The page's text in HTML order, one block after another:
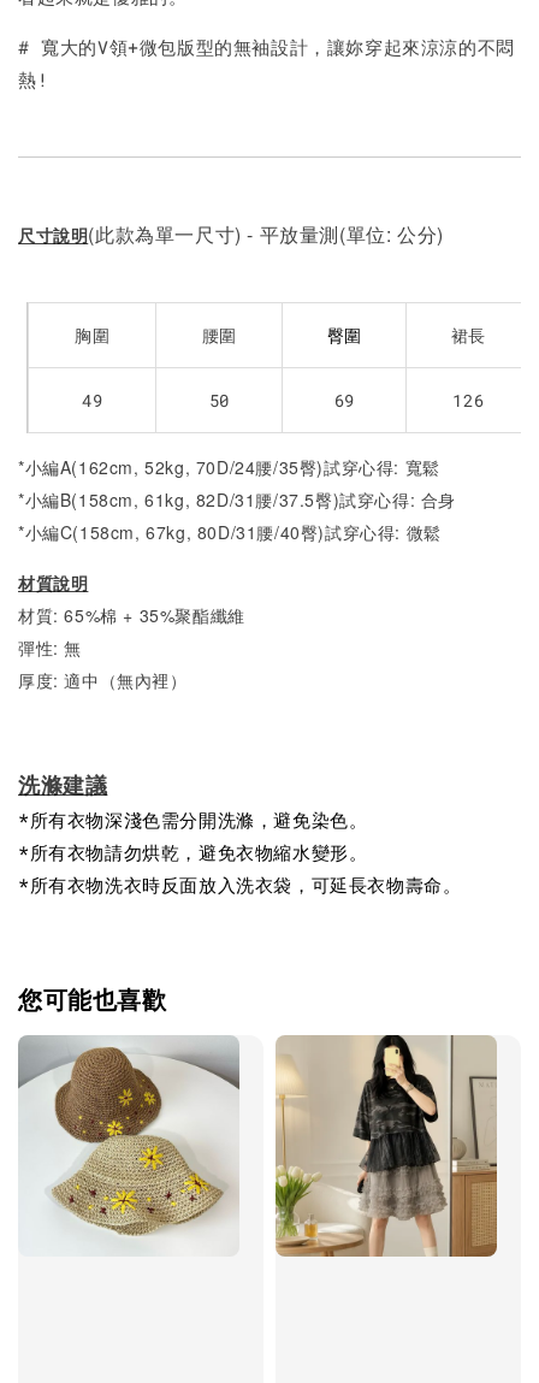
# 寬大的V領+微包版型的無袖設計，讓妳穿起來涼涼的不悶
熱!
尺寸說明(此款為單一尺寸) - 平放量測(單位: 公分)
胸圍 腰圍 臀圍 裙長
49 50 69 126
*小編A(162cm, 52kg, 70D/24腰/35臀)試穿心得: 寬鬆
*小編B(158cm, 61kg, 82D/31腰/37.5臀)試穿心得: 合身
*小編C(158cm, 67kg, 80D/31腰/40臀)試穿心得: 微鬆
材質說明
材質: 65%棉 + 35%聚酯纖維
彈性: 無
厚度: 適中（無內裡）
洗滌建議
*所有衣物深淺色需分開洗滌，避免染色。
*所有衣物請勿烘乾，避免衣物縮水變形。
*所有衣物洗衣時反面放入洗衣袋，可延長衣物壽命。
您可能也喜歡